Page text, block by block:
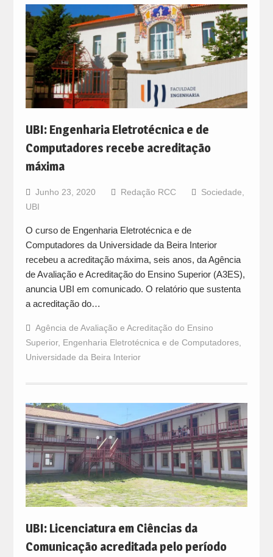
UBI: Engenharia Eletrotécnica e de
Computadores recebe acreditação
máxima
Junho 23, 2020 Redação RCC Sociedade
UBI
O curso de Engenharia Eletrotécnica e de
Computadores da Universidade da Beira Interior
recebeu a acreditação máxima, seis anos, da Agência
de Avaliação e Acreditação do Ensino Superior (A3ES),
anuncia UBI em comunicado. O relatório que sustenta
a acreditação do…
Agência de Avaliação e Acreditação do Ensino
Superior, Engenharia Eletrotécnica e de Computadores,
Universidade da Beira Interior
UBI: Licenciatura em Ciências da
Comunicação acreditada pelo período